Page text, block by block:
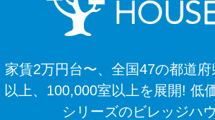
家賃2万円台〜、全国47の都道
以上、100,000室以上を展開! 低
シリーズのビレッジハ